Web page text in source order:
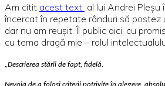
Am citit acest text al lui Andrei Pleșu
încercat în repetate rânduri să postez
dar nu am reușit. Îl public aici, cu
cu tema dragă mie – rolul
„Descrierea stării de fapt, fidelă.